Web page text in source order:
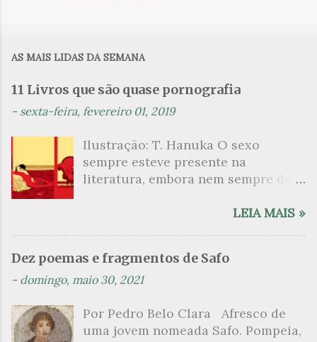
n
t
i
o
AS MAIS LIDAS DA SEMANA
11 Livros que são quase pornografia
- sexta-feira, fevereiro 01, 2019
Ilustração: T. Hanuka O sexo
sempre esteve presente na
literatura, embora nem sempre de
que mergulharam em sua própria
psicanalítico e findaram por revelar
a partir dessa intimidade o lado
apresenta um conjunto de livros
nos quais os escritores se
LEIA MAIS »
Dez poemas e fragmentos de Safo
- domingo, maio 30, 2021
Por Pedro Belo Clara Afresco de
uma jovem nomeada Safo. Pompeia,